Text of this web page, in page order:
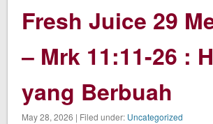
Fresh Juice 29
– Mrk 11:11-26 :
yang Berbuah
May 28, 2026 | Filed under: Uncategorized